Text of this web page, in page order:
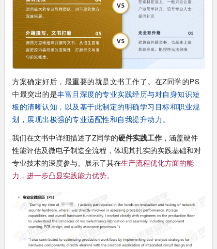
方案确定好后，最重要的就是文书工作了。在Z同学的PS
中最突出的是丰富且深度的专业实践经历与对自身知识短
板的清晰认知，以及基于此制定的明确学习目标和职业规
划，展现出极强的专业适配性和自我提升动力。
我们在文书中详细描述了Z同学的硬件实践工作 ，涵盖硬件
性能评估及微电子制造全流程，体现其扎实的实践基础和对
专业技术的深度参与。展示了其在生产流程优化方面的能
力，进一步凸显实践能力优势。